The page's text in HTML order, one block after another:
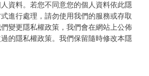
資料。若您不同意您的個人資料依此隱
進行處理，請勿使用我們的服務或存取
變更隱私權政策，我們會在網站上公佈
的隱私權政策。我們保留隨時修改本隱